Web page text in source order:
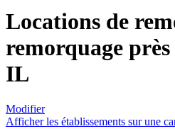
Locations de
remorquage près
IL
Modifier
Afficher les établissements sur une